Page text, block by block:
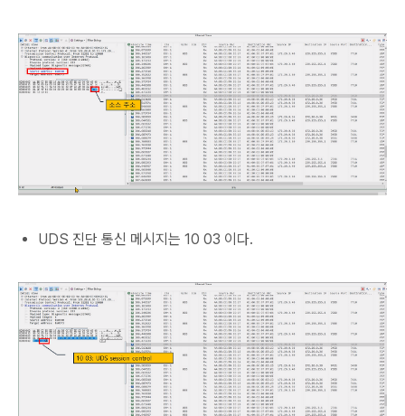
UDS 진단 통신 메시지는 10 03 이다.